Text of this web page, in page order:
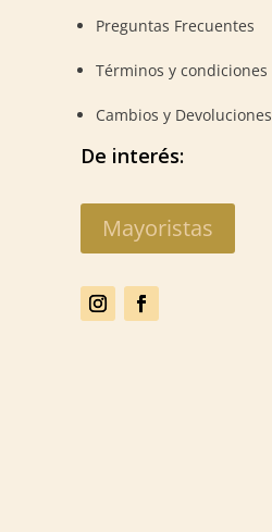
Preguntas Frecuentes
Términos y condiciones
Cambios y Devoluciones
De interés:
Mayoristas